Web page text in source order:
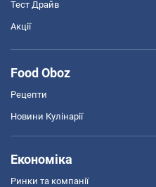
Тест Драйв
Акції
Food Oboz
Рецепти
Новини Кулінарії
Економіка
Ринки та компанії